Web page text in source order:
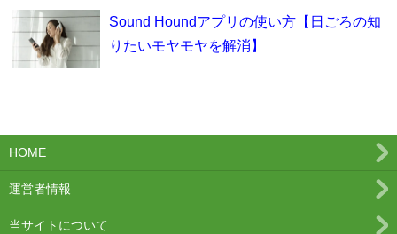
Sound Houndアプリの使い方【日ごろの知
りたいモヤモヤを解消】
HOME
運営者情報
当サイトについて